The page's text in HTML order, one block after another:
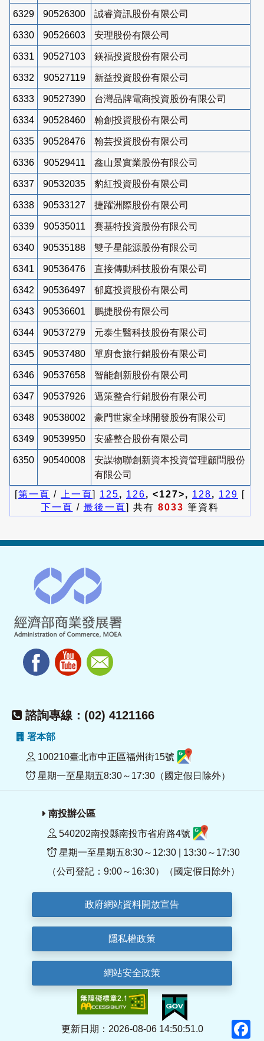
6329 90526300 誠睿資訊股份有限公司
6330 90526603 安理股份有限公司
6331 90527103 鎂福投資股份有限公司
6332 90527119 新益投資股份有限公司
6333 90527390 台灣品牌電商投資股份有限公司
6334 90528460 翰創投資股份有限公司
6335 90528476 翰芸投資股份有限公司
6336 90529411 鑫山景實業股份有限公司
6337 90532035 豹紅投資股份有限公司
6338 90533127 捷躍洲際股份有限公司
6339 90535011 賽基特投資股份有限公司
6340 90535188 雙子星能源股份有限公司
6341 90536476 直接傳動科技股份有限公司
6342 90536497 郁庭投資股份有限公司
6343 90536601 鵬捷股份有限公司
6344 90537279 元泰生醫科技股份有限公司
6345 90537480 單廚食旅行銷股份有限公司
6346 90537658 智能創新股份有限公司
6347 90537926 邁策整合行銷股份有限公司
6348 90538002 豪門世家全球開發股份有限公司
6349 90539950 安盛整合股份有限公司
6350 90540008
安謀物聯創新資本投資管理顧問股份
有限公司
[第一頁 / 上一頁] 125, 126, <127>, 128, 129 [
下一頁 / 最後一頁] 共有 8033 筆資料
諮詢專線：(02) 4121166
署本部
100210臺北市中正區福州街15號
星期一至星期五8:30～17:30（國定假日除外）
南投辦公區
540202南投縣南投市省府路4號
星期一至星期五8:30～12:30 | 13:30～17:30
（公司登記：9:00～16:30）（國定假日除外）
政府網站資料開放宣告
隱私權政策
網站安全政策
更新日期：2026-08-06 14:50:51.0